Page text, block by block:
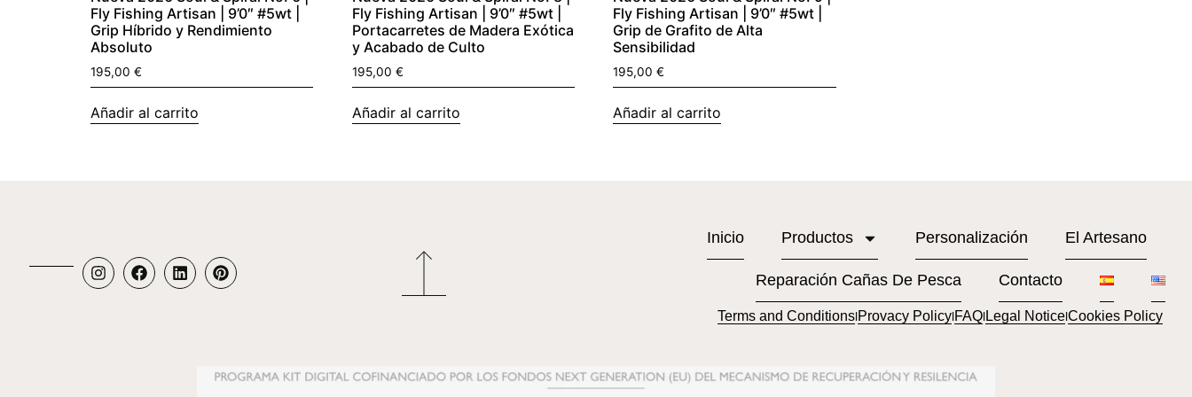
Fly Fishing Artisan | 9’0″ #5wt |
Grip Híbrido y Rendimiento
Absoluto
195,00 €
Añadir al carrito
Fly Fishing Artisan | 9’0″ #5wt |
Portacarretes de Madera Exótica
y Acabado de Culto
195,00 €
Añadir al carrito
Fly Fishing Artisan | 9’0″ #5wt |
Grip de Grafito de Alta
Sensibilidad
195,00€
Añadir al carrito
Inicio Productos Personalización El Artesano
Reparación Cañas De Pesca Contacto
Terms and ConditionslProvacy PolicylFAQlLegal NoticelCookies Policy